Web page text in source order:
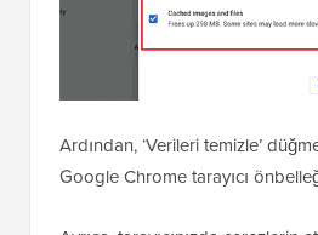
Ardından, ‘Verileri temizle’
Google Chrome tarayıcı